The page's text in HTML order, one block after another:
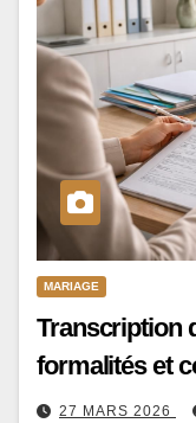
MARIAGE
Transcription
formalités et
27 MARS 2026